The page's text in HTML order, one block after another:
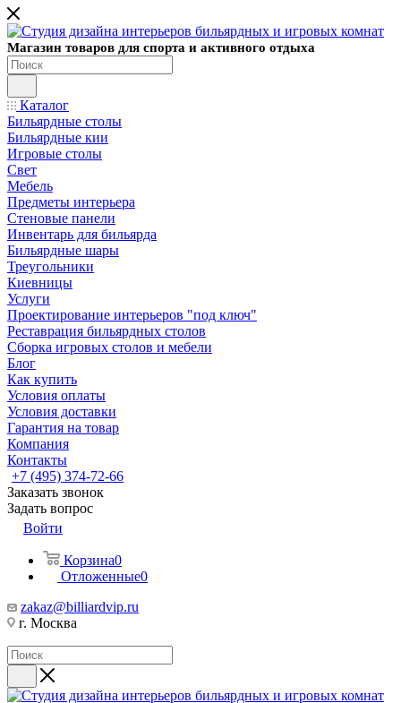
Магазин товаров для спорта и активного отдыха
Каталог
Бильярдные столы
Бильярдные кии
Игровые столы
Свет
Мебель
Предметы интерьера
Стеновые панели
Инвентарь для бильярда
Бильярдные шары
Треугольники
Киевницы
Услуги
Проектирование интерьеров "под ключ"
Реставрация бильярдных столов
Сборка игровых столов и мебели
Блог
Как купить
Условия оплаты
Условия доставки
Гарантия на товар
Компания
Контакты
+7 (495) 374-72-66
Заказать звонок
Задать вопрос
Войти
Корзина0
Отложенные0
zakaz@billiardvip.ru
г. Москва